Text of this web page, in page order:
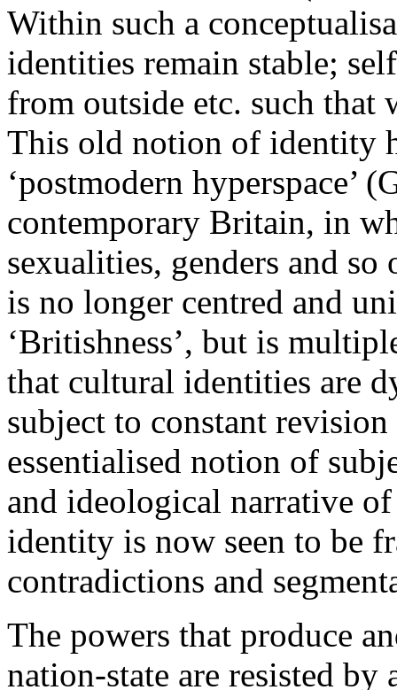
Within such a
identities remain stable;
from outside etc. such that
This old notion of identity
‘postmodern hyperspace’
contemporary Britain, in
sexualities, genders and
is no longer centred and
‘Britishness’, but is
that cultural identities are
subject to constant
essentialised notion of
and ideological narrative
identity is now seen to be
contradictions and
The powers that produce
nation-state are resisted